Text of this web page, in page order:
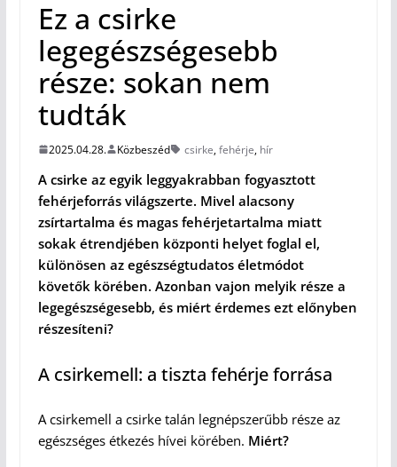
Ez a csirke
legegészségesebb
része: sokan nem
tudták
2025.04.28. Közbeszéd csirke,fehérje, hír
A csirke az egyik leggyakrabban fogyasztott
fehérjeforrás világszerte. Mivel alacsony
zsírtartalma és magas fehérjetartalma miatt
sokak étrendjében központi helyet foglal el,
különösen az egészségtudatos életmódot
követők körében. Azonban vajon melyik része a
legegészségesebb, és miért érdemes ezt előnyben
részesíteni?
A csirkemell: a tiszta fehérje forrása
A csirkemell a csirke talán legnépszerűbb része az
egészséges étkezés hívei körében. Miért?